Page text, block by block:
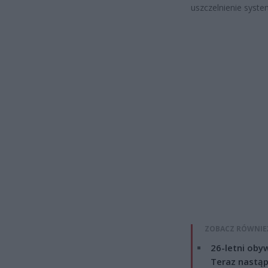
uszczelnienie
ZOBACZ
26-letni
Teraz